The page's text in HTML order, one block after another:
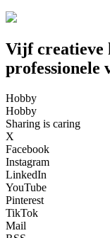
Vijf creatieve
professionele
Hobby
Hobby
Sharing is caring
X
Facebook
Instagram
LinkedIn
YouTube
Pinterest
TikTok
Mail